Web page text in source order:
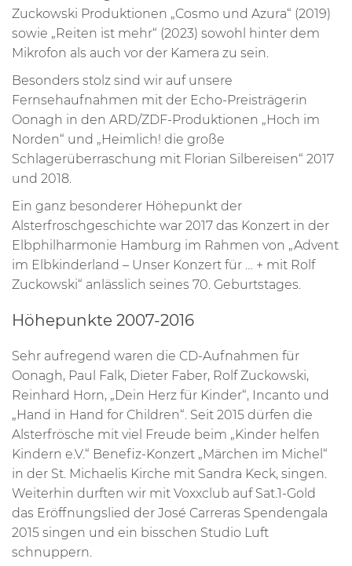
Zuckowski Produktionen „Cosmo und Azura“ (2019)
sowie „Reiten ist mehr“ (2023) sowohl hinter dem
Mikrofon als auch vor der Kamera zu sein.
Besonders stolz sind wir auf unsere
Fernsehaufnahmen mit der Echo-Preisträgerin
Oonagh in den ARD/ZDF-Produktionen „Hoch im
Norden“ und „Heimlich! die große
Schlagerüberraschung mit Florian Silbereisen“ 2017
und 2018.
Ein ganz besonderer Höhepunkt der
Alsterfroschgeschichte war 2017 das Konzert in der
Elbphilharmonie Hamburg im Rahmen von „Advent
im Elbkinderland – Unser Konzert für … + mit Rolf
Zuckowski“ anlässlich seines 70. Geburtstages.
Höhepunkte 2007-2016
Sehr aufregend waren die CD-Aufnahmen für
Oonagh, Paul Falk, Dieter Faber, Rolf Zuckowski,
Reinhard Horn, „Dein Herz für Kinder“, Incanto und
„Hand in Hand for Children“. Seit 2015 dürfen die
Alsterfrösche mit viel Freude beim „Kinder helfen
Kindern e.V.“ Benefiz-Konzert „Märchen im Michel“
in der St. Michaelis Kirche mit Sandra Keck, singen.
Weiterhin durften wir mit Voxxclub auf Sat.1-Gold
das Eröffnungslied der José Carreras Spendengala
2015 singen und ein bisschen Studio Luft
schnuppern.